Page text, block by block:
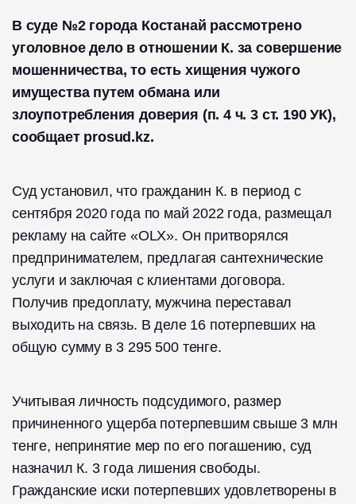
В суде №2 города Костанай рассмотрено
уголовное дело в отношении К. за совершение
мошенничества, то есть хищения чужого
имущества путем обмана или
злоупотребления доверия (п. 4 ч. 3 ст. 190 УК),
сообщает prosud.kz.
Суд установил, что гражданин К. в период с
сентября 2020 года по май 2022 года, размещал
рекламу на сайте «OLX». Он притворялся
предпринимателем, предлагая сантехнические
услуги и заключая с клиентами договора.
Получив предоплату, мужчина переставал
выходить на связь. В деле 16 потерпевших на
общую сумму в 3 295 500 тенге.
Учитывая личность подсудимого, размер
причиненного ущерба потерпевшим свыше 3 млн
тенге, непринятие мер по его погашению, суд
назначил К. 3 года лишения свободы.
Гражданские иски потерпевших удовлетворены в